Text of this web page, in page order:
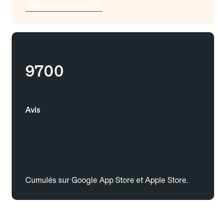
9700
Avis
Cumulés sur Google App Store et Apple Store.